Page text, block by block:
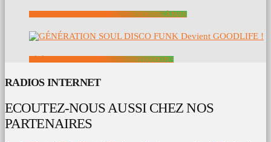
PATRICE RUSHEN EN CONCERT AU NEW MORNING À PARIS
GÉNÉRATION SOUL DISCO FUNK DEVIENT GOODLIFE !
RADIOS INTERNET
ECOUTEZ-NOUS AUSSI CHEZ NOS
PARTENAIRES